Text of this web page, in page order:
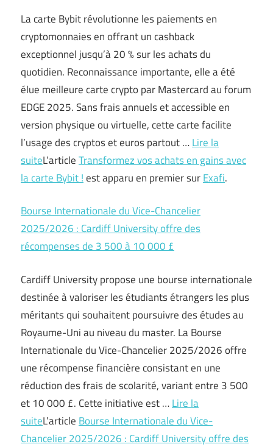
La carte Bybit révolutionne les paiements en
cryptomonnaies en offrant un cashback
exceptionnel jusqu’à 20 % sur les achats du
quotidien. Reconnaissance importante, elle a été
élue meilleure carte crypto par Mastercard au forum
EDGE 2025. Sans frais annuels et accessible en
version physique ou virtuelle, cette carte facilite
l’usage des cryptos et euros partout …Lire la
suiteL’articleTransformez vos achats en gains avec
la carte Bybit !est apparu en premier surExafi.
Bourse Internationale du Vice-Chancelier
2025/2026 : Cardiff University offre des
récompenses de 3 500 à 10 000 £
Cardiff University propose une bourse internationale
destinée à valoriser les étudiants étrangers les plus
méritants qui souhaitent poursuivre des études au
Royaume-Uni au niveau du master. La Bourse
Internationale du Vice-Chancelier 2025/2026 offre
une récompense financière consistant en une
réduction des frais de scolarité, variant entre 3 500
et 10 000 £. Cette initiative est …Lire la
suiteL’article Bourse Internationale du Vice-
Chancelier 2025/2026 : Cardiff University offre des